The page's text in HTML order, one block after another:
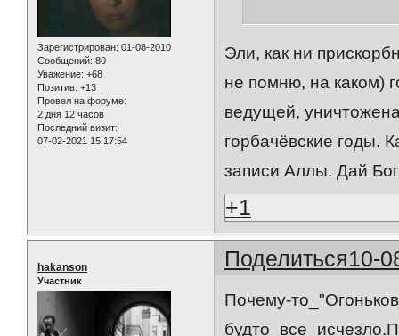
Зарегистрирован: 01-08-2010
Сообщений: 80
Уважение: +68
Позитив: +13
Провел на форуме:
2 дня 12 часов
Последний визит:
07-02-2021 15:17:54
Эли, как ни
не помню, на каком)
ведущей,
горбачёвские годы.
записи Аллы. Дай
+1
Поделиться10-
hakanson
Участник
Почему-